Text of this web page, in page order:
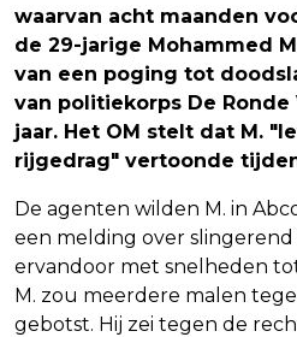
waarvan acht maanden
de 29-jarige Mohammed
van een poging tot
van politiekorps De Ronde
jaar. Het OM stelt dat M.
rijgedrag" vertoonde
De agenten wilden M. in
een melding over slingerend
ervandoor met snelheden
M. zou meerdere malen
gebotst. Hij zei tegen de